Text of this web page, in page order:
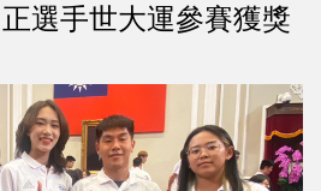
選手世大運參賽獲獎